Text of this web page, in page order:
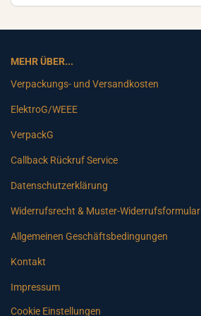
MEHR ÜBER...
Verpackungs- und Versandkosten
ElektroG/WEEE
VerpackG
Callback Rückruf Service
Datenschutzerklärung
Widerrufsrecht & Muster-Widerrufsformular
Allgemeinen Geschäftsbedingungen
Kontakt
Impressum
Cookie Einstellungen